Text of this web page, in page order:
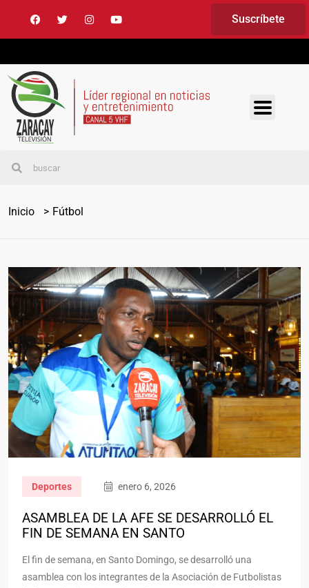
Suscríbete
Inicio Fútbol
Deportes enero 6, 2026
ASAMBLEA DE LA AFE SE DESARROLLÓ EL
FIN DE SEMANA EN SANTO
El fin de semana, en Santo Domingo, se desarrolló una
asamblea con los integrantes de la Asociación de Futbolistas